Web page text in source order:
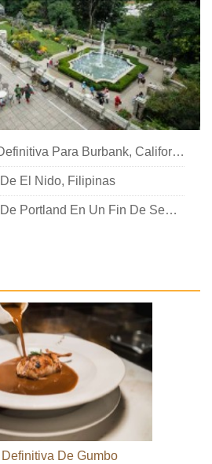
La Guía De Viaje Definitiva Para Burbank, California
El Nido, Filipinas
La Guía Definitiva De Portland En Un Fin De Semana
Definitiva De Gumbo